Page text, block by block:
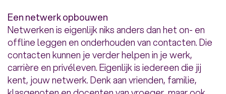
Een netwerk opbouwen
Netwerken is eigenlijk niks anders dan het on- en
offline leggen en onderhouden van contacten. Die
contacten kunnen je verder helpen in je werk,
carrière en privéleven. Eigenlijk is iedereen die jij
kent, jouw netwerk. Denk aan vrienden, familie,